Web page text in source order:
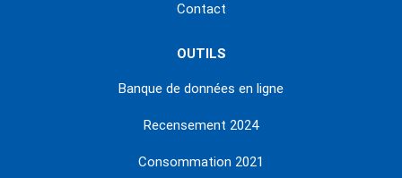
Contact
OUTILS
Banque de données en ligne
Recensement 2024
Consommation 2021